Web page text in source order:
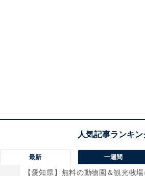
最新 一週間
【愛知県】無料の動物園＆観光牧